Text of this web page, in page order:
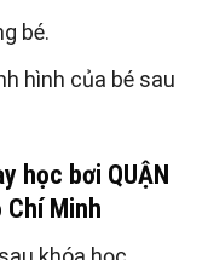
bé.
hình của bé sau
học bơi QUẬN
Chí Minh